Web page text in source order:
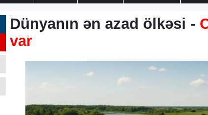
Dünyanın ən azad ölkəsi -
var